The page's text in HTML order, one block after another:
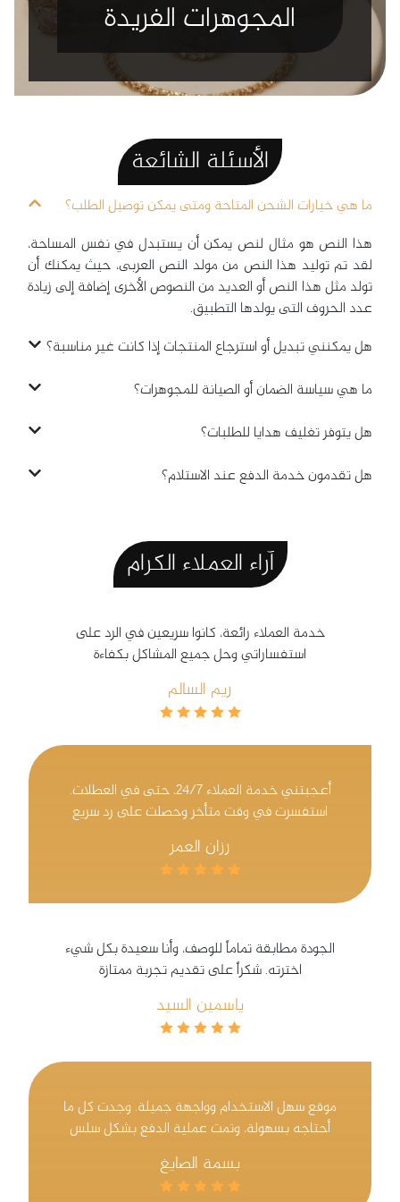
المجوهرات الفريدة
الأسئلة الشائعة
ما هي خيارات الشحن المتاحة ومتى يمكن توصيل الطلب؟
هذا النص هو مثال لنص يمكن أن يستبدل في نفس المساحة،
لقد تم توليد هذا النص من مولد النص العربى، حيث يمكنك أن
تولد مثل هذا النص أو العديد من النصوص الأخرى إضافة إلى زيادة
عدد الحروف التى يولدها التطبيق.
هل يمكنني تبديل أو استرجاع المنتجات إذا كانت غير مناسبة؟
ما هي سياسة الضمان أو الصيانة للمجوهرات؟
هل يتوفر تغليف هدايا للطلبات؟
هل تقدمون خدمة الدفع عند الاستلام؟
آراء العملاء الكرام
أعجبتني خدمة العملاء 24/7، حتى في العطلات.
استفسرت في وقت متأخر وحصلت على رد سريع
رزان العمر
خدمة العملاء رائعة، كانوا سريعين في الرد على
استفساراتي وحل جميع المشاكل بكفاءة
ريم السالم
الجودة مطابقة تماماً للوصف، وأنا سعيدة بكل شيء
اخترته. شكراً على تقديم تجربة ممتازة
ياسمين السيد
موقع سهل الاستخدام وواجهة جميلة. وجدت كل ما
أحتاجه بسهولة، وتمت عملية الدفع بشكل سلس
بسمة الصايغ